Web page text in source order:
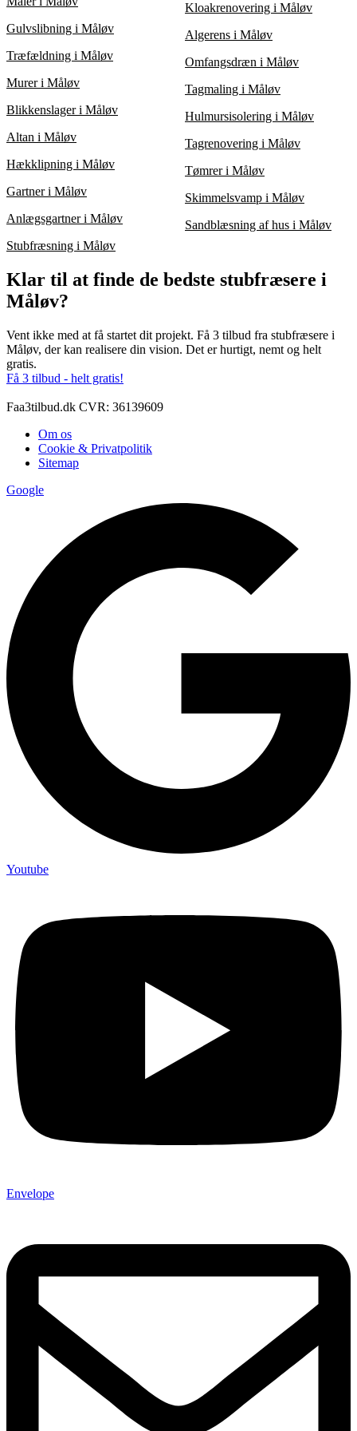
Gulvslibning i Måløv
Træfældning i Måløv
Murer i Måløv
Blikkenslager i Måløv
Altan i Måløv
Hækklipning i Måløv
Gartner i Måløv
Anlægsgartner i Måløv
Stubfræsning i Måløv
Kloakrenovering i Måløv
Algerens i Måløv
Omfangsdræn i Måløv
Tagmaling i Måløv
Hulmursisolering i Måløv
Tagrenovering i Måløv
Tømrer i Måløv
Skimmelsvamp i Måløv
Sandblæsning af hus i Måløv
Klar til at finde de bedste stubfræsere i
Måløv?
Vent ikke med at få startet dit projekt. Få 3 tilbud fra stubfræsere i
Måløv, der kan realisere din vision. Det er hurtigt, nemt og helt
gratis.
Få 3 tilbud - helt gratis!
Faa3tilbud.dk CVR: 36139609
Om os
Cookie & Privatpolitik
Sitemap
Google
Youtube
Envelope